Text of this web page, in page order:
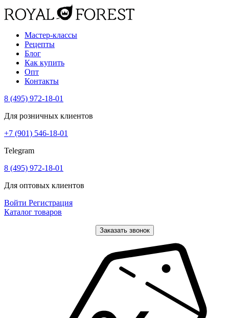
Мастер-классы
Рецепты
Блог
Как купить
Опт
Контакты
8 (495) 972-18-01
Для розничных клиентов
+7 (901) 546-18-01
Telegram
8 (495) 972-18-01
Для оптовых клиентов
Войти Регистрация
Каталог товаров
Заказать звонок